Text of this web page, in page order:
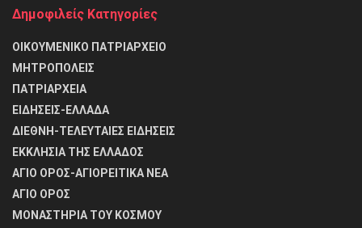
Δημοφιλείς Κατηγορίες
ΟΙΚΟΥΜΕΝΙΚΟ ΠΑΤΡΙΑΡΧΕΙΟ
ΜΗΤΡΟΠΟΛΕΙΣ
ΠΑΤΡΙΑΡΧΕΙΑ
ΕΙΔΗΣΕΙΣ-ΕΛΛΑΔΑ
ΔΙΕΘΝΗ-ΤΕΛΕΥΤΑΙΕΣ ΕΙΔΗΣΕΙΣ
ΕΚΚΛΗΣΙΑ ΤΗΣ ΕΛΛΑΔΟΣ
ΑΓΙΟ ΟΡΟΣ-ΑΓΙΟΡΕΙΤΙΚΑ ΝΕΑ
ΑΓΙΟ ΟΡΟΣ
ΜΟΝΑΣΤΗΡΙΑ ΤΟΥ ΚΟΣΜΟΥ